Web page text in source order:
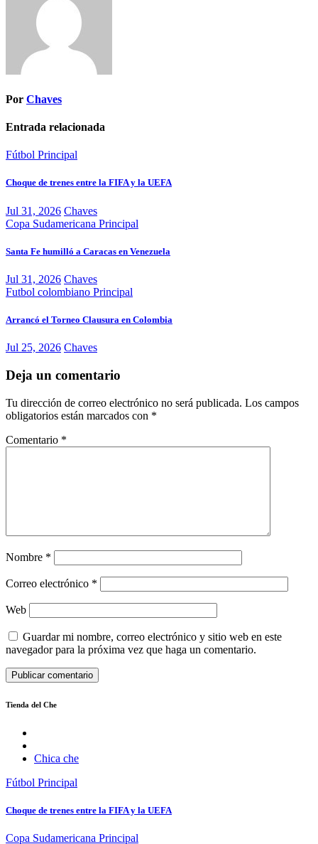
Por Chaves
Entrada relacionada
Fútbol Principal
Choque de trenes entre la FIFA y la UEFA
Jul 31, 2026 Chaves
Copa Sudamericana Principal
Santa Fe humilló a Caracas en Venezuela
Jul 31, 2026 Chaves
Futbol colombiano Principal
Arrancó el Torneo Clausura en Colombia
Jul 25, 2026 Chaves
Deja un comentario
Tu dirección de correo electrónico no será publicada. Los campos
obligatorios están marcados con *
Comentario *
Nombre *
Correo electrónico *
Web
Guardar mi nombre, correo electrónico y sitio web en este
navegador para la próxima vez que haga un comentario.
Tienda del Che
Chica che
Fútbol Principal
Choque de trenes entre la FIFA y la UEFA
Copa Sudamericana Principal